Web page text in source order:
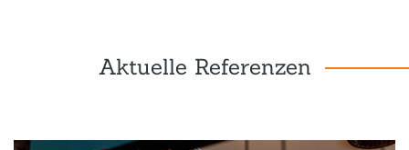
Aktuelle Referenzen